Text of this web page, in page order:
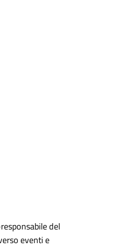
del
eventi e